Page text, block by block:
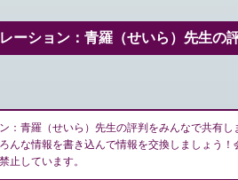
ーション：青羅（せいら）先生の
：青羅（せいら）先生の評判をみんなで共有し
んな情報を書き込んで情報を交換しましょう！
止しています。